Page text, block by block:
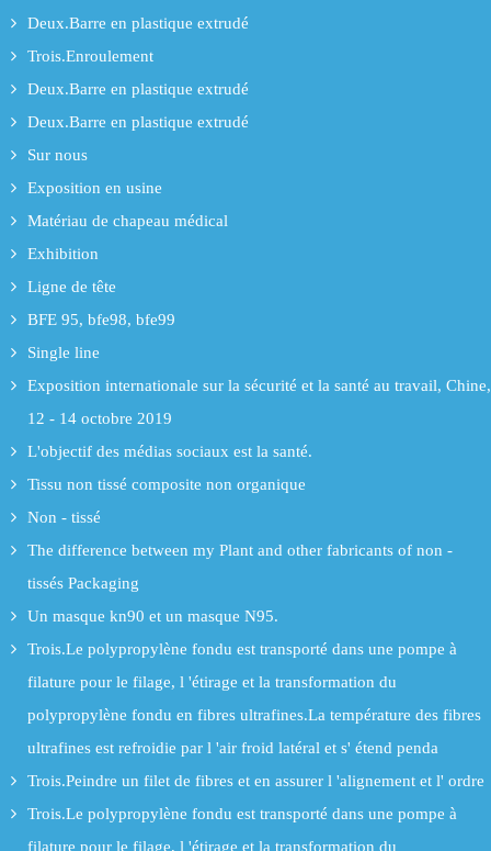
Deux.Barre en plastique extrudé
Trois.Enroulement
Deux.Barre en plastique extrudé
Deux.Barre en plastique extrudé
Sur nous
Exposition en usine
Matériau de chapeau médical
Exhibition
Ligne de tête
BFE 95, bfe98, bfe99
Single line
Exposition internationale sur la sécurité et la santé au travail, Chine,
12 - 14 octobre 2019
L'objectif des médias sociaux est la santé.
Tissu non tissé composite non organique
Non - tissé
The difference between my Plant and other fabricants of non -
tissés Packaging
Un masque kn90 et un masque N95.
Trois.Le polypropylène fondu est transporté dans une pompe à
filature pour le filage, l 'étirage et la transformation du
polypropylène fondu en fibres ultrafines.La température des fibres
ultrafines est refroidie par l 'air froid latéral et s' étend penda
Trois.Peindre un filet de fibres et en assurer l 'alignement et l' ordre
Trois.Le polypropylène fondu est transporté dans une pompe à
filature pour le filage, l 'étirage et la transformation du